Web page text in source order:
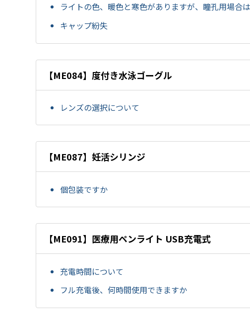
ライトの色、暖色と寒色がありますが、瞳孔用場合
キャップ紛失
【ME084】度付き水泳ゴーグル
レンズの選択について
【ME087】妊活シリンジ
個包装ですか
【ME091】医療用ペンライト USB充電式
充電時間について
フル充電後、何時間使用できますか